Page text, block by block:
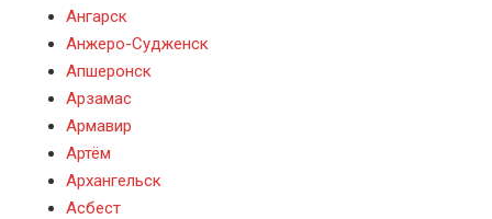
Ангарск
Анжеро-Судженск
Апшеронск
Арзамас
Армавир
Артём
Архангельск
Асбест